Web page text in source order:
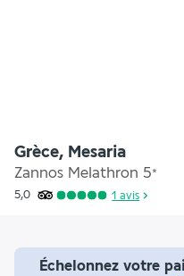
Grèce, Mesaria
Zannos Melathron 5*
5,0 1 avis
Échelonnez votre